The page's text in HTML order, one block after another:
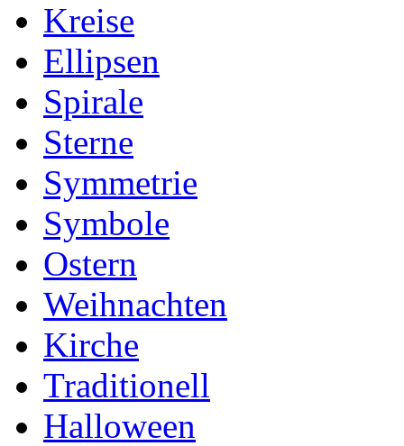
Kreise
Ellipsen
Spirale
Sterne
Symmetrie
Symbole
Ostern
Weihnachten
Kirche
Traditionell
Halloween